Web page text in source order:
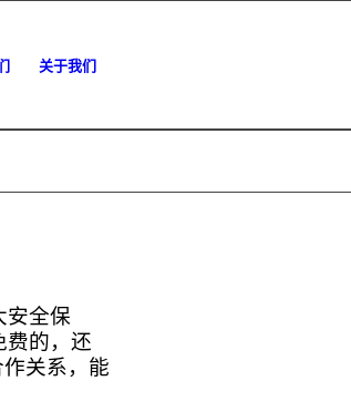
关于我们
安全保
费的，还
关系，能